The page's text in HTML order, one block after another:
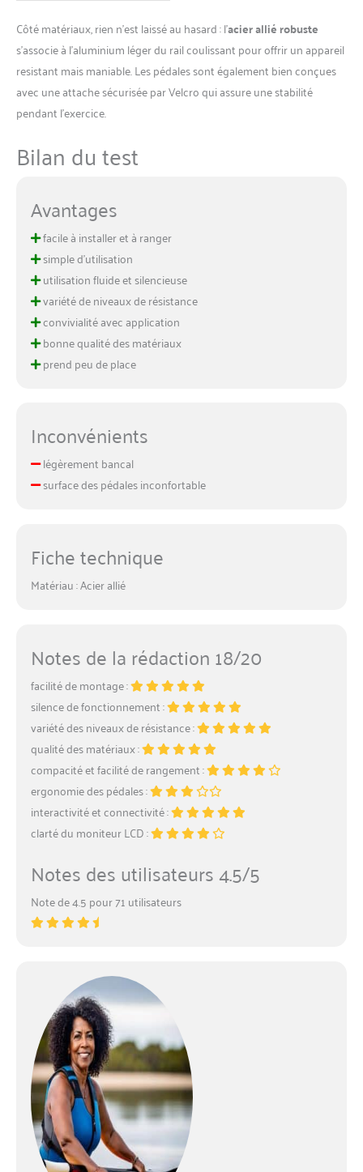
garantie d'un an et une
politique de retour
inconditionnelle. Si vous
avez des questions, n'hésitez
pas à nous contacter. Notre
Côté matériaux, rien n’est laissé au hasard : l’acier allié robuste
s’associe à l’aluminium léger du rail coulissant pour offrir un appareil
resistant mais maniable. Les pédales sont également bien conçues
avec une attache sécurisée par Velcro qui assure une stabilité
pendant l’exercice.
Bilan du test
Avantages
facile à installer et à ranger
simple d’utilisation
utilisation fluide et silencieuse
variété de niveaux de résistance
convivialité avec application
bonne qualité des matériaux
prend peu de place
Inconvénients
légèrement bancal
surface des pédales inconfortable
Fiche technique
Matériau : Acier allié
Notes de la rédaction 18/20
facilité de montage :
silence de fonctionnement :
variété des niveaux de résistance :
qualité des matériaux :
compacité et facilité de rangement :
ergonomie des pédales :
interactivité et connectivité :
clarté du moniteur LCD :
Notes des utilisateurs 4.5/5
Note de 4.5 pour 71 utilisateurs